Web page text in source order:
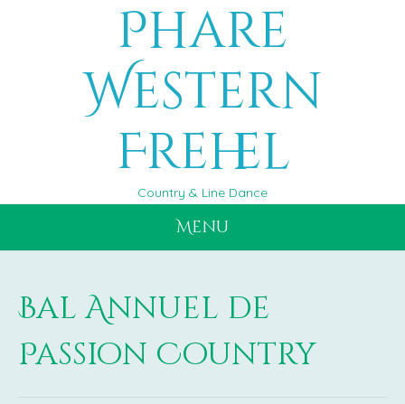
Phare
Western
Frehel
Country & Line Dance
Menu
Bal Annuel de
Passion Country